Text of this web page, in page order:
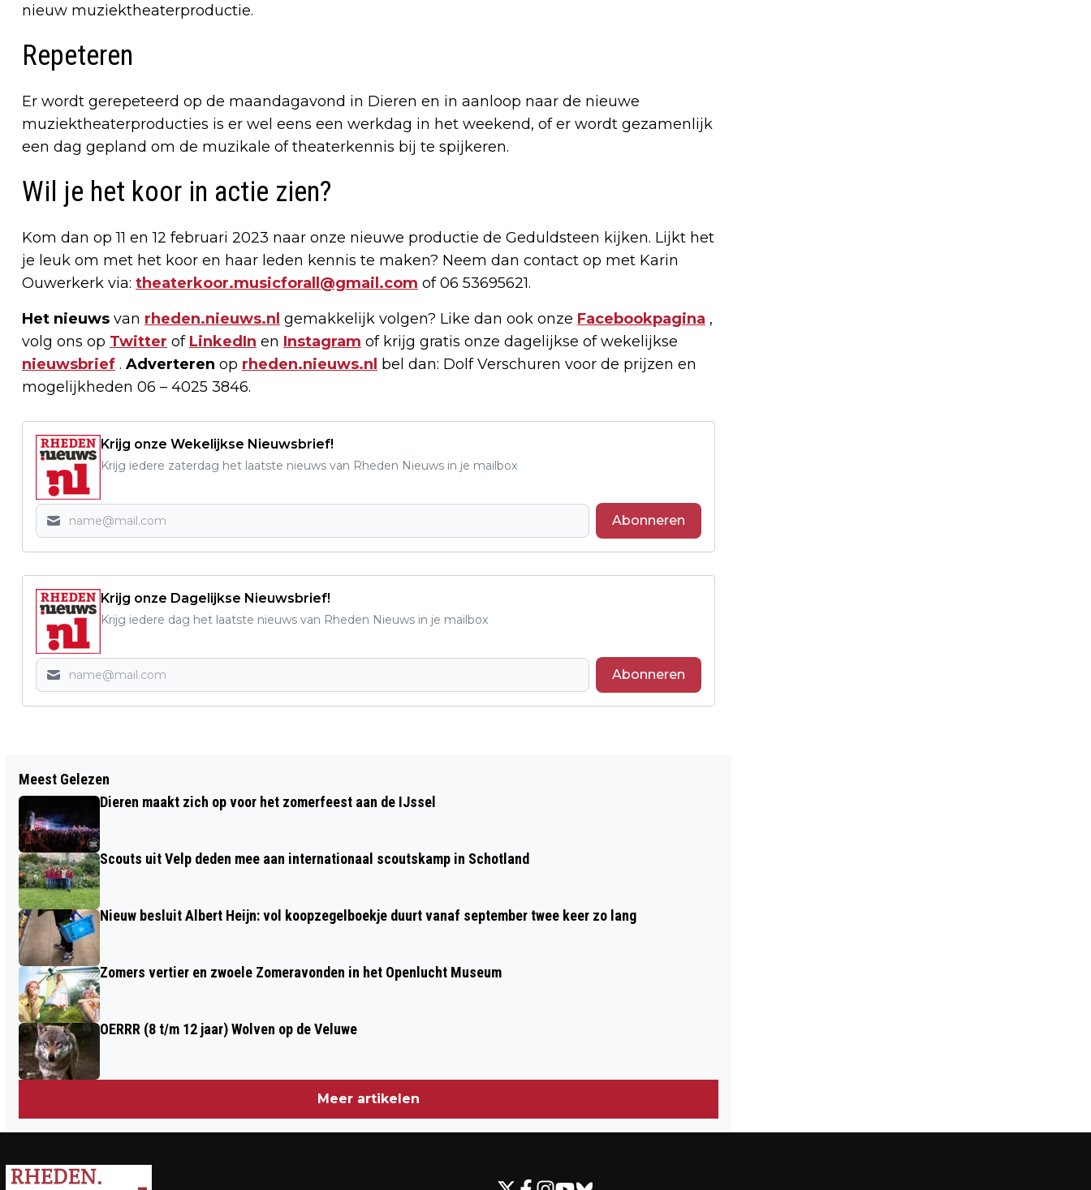
nieuw muziektheaterproductie.
Repeteren
Er wordt gerepeteerd op de maandagavond in Dieren en in aanloop naar de nieuwe
muziektheaterproducties is er wel eens een werkdag in het weekend, of er wordt gezamenlijk
een dag gepland om de muzikale of theaterkennis bij te spijkeren.
Wil je het koor in actie zien?
Kom dan op 11 en 12 februari 2023 naar onze nieuwe productie de Geduldsteen kijken. Lijkt het
je leuk om met het koor en haar leden kennis te maken? Neem dan contact op met Karin
Ouwerkerk via: theaterkoor.musicforall@gmail.com of 06 53695621.
Het nieuws van rheden.nieuws.nl gemakkelijk volgen? Like dan ook onze Facebookpagina ,
volg ons op Twitter of LinkedIn en Instagram of krijg gratis onze dagelijkse of wekelijkse
nieuwsbrief . Adverteren op rheden.nieuws.nl bel dan: Dolf Verschuren voor de prijzen en
mogelijkheden 06 – 4025 3846.
Krijg onze Wekelijkse Nieuwsbrief!
Krijg iedere zaterdag het laatste nieuws van Rheden Nieuws in je mailbox
Abonneren
Krijg onze Dagelijkse Nieuwsbrief!
Krijg iedere dag het laatste nieuws van Rheden Nieuws in je mailbox
Abonneren
BEGIN HET NIEUWE JAAR SPORTIEF MET
DE GEZELLIGE KOMBIFIT TRAINING BIJ
SIOS'61
HANDHAVING, VIVARE EN INCLUZIO
Meest Gelezen
Dieren maakt zich op voor het zomerfeest aan de IJssel
Scouts uit Velp deden mee aan internationaal scoutskamp in Schotland
Nieuw besluit Albert Heijn: vol koopzegelboekje duurt vanaf september twee keer zo lang
Zomers vertier en zwoele Zomeravonden in het Openlucht Museum
OERRR (8 t/m 12 jaar) Wolven op de Veluwe
Meer artikelen